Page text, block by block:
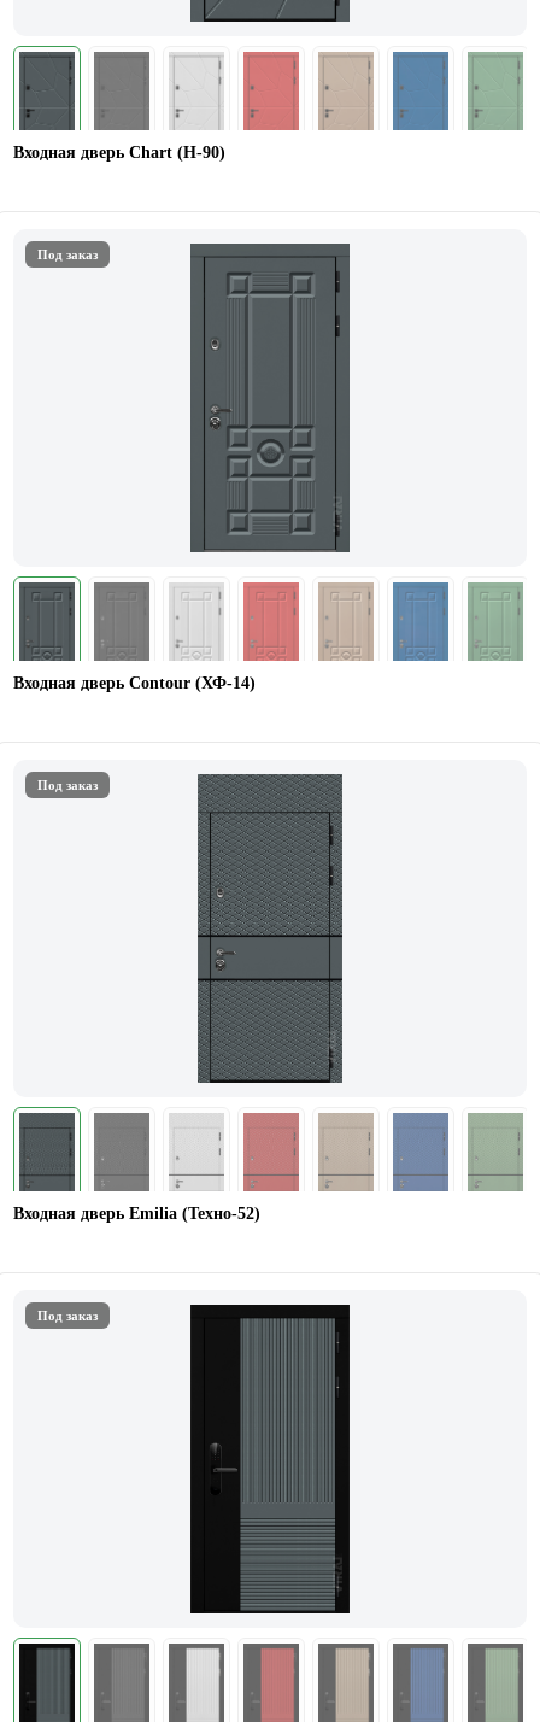
Входная дверь Chart (Н-90)
Под заказ
Входная дверь Contour (ХФ-14)
Под заказ
Входная дверь Emilia (Техно-52)
Под заказ